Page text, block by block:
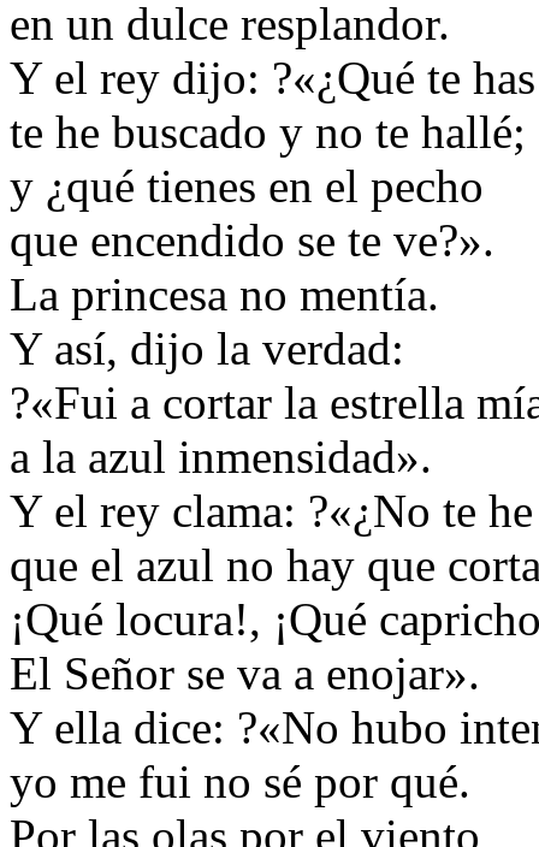
en un dulce resplandor.
Y el rey dijo: ?«¿Qué te
te he buscado y no te hallé;
y ¿qué tienes en el pecho
que encendido se te ve?».
La princesa no mentía.
Y así, dijo la verdad:
?«Fui a cortar la estrella
a la azul inmensidad».
Y el rey clama: ?«¿No te
que el azul no hay que
¡Qué locura!, ¡Qué
El Señor se va a enojar».
Y ella dice: ?«No hubo
yo me fui no sé por qué.
Por las olas por el viento